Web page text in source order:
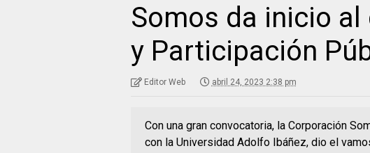
Somos da inicio
y Participación
Editor Web abril 24, 2023 2:38 pm
Con una gran convocatoria, la Corporación
con la Universidad Adolfo Ibáñez, dio el